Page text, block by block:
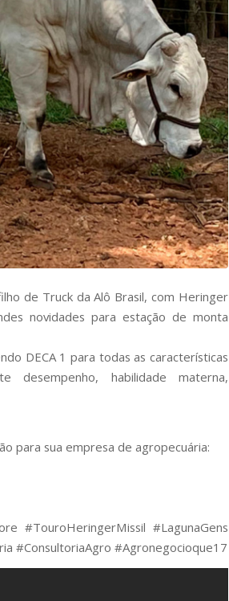
de Truck da Alô Brasil, com Heringer
novidades para estação de monta
DECA 1 para todas as características
desempenho, habilidade materna,
para sua empresa de agropecuária:
#TouroHeringerMissil #LagunaGens
#ConsultoriaAgro #Agronegocioque17